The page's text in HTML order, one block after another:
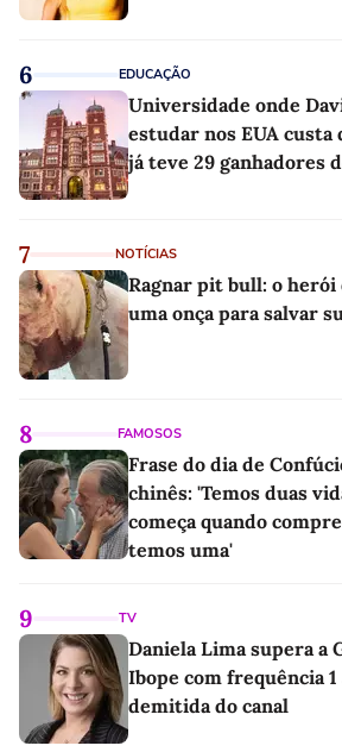
6 EDUCAÇÃO
Universidade onde
estudar nos EUA custa
já teve 29 ganhadores
7 NOTÍCIAS
Ragnar pit bull: o
uma onça para salvar
8 FAMOSOS
Frase do dia de
chinês: 'Temos duas
começa quando
temos uma'
9 TV
Daniela Lima supera a
Ibope com frequência 1
demitida do canal